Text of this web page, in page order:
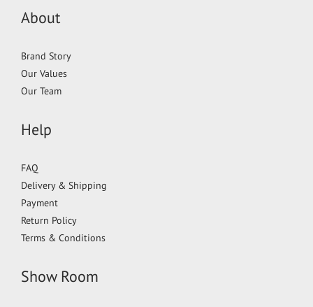
About
Brand Story
Our Values
Our Team
Help
FAQ
Delivery & Shipping
Payment
Return Policy
Terms & Conditions
Show Room